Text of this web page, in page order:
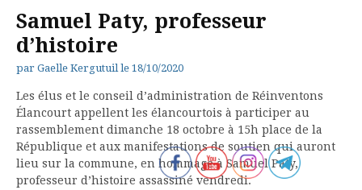
Samuel Paty, professeur
d’histoire
par Gaelle Kergutuil le 18/10/2020
Les élus et le conseil d’administration de Réinventons
Élancourt appellent les élancourtois à participer au
rassemblement dimanche 18 octobre à 15h place de la
République et aux manifestations de soutien qui auront
lieu sur la commune, en hommage à Samuel Paty,
professeur d’histoire assassiné vendredi.